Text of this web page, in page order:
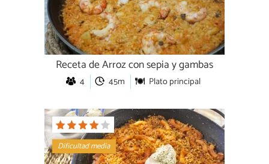
Receta de Arroz con sepia y gambas
4 45m Plato principal
Dificultad media